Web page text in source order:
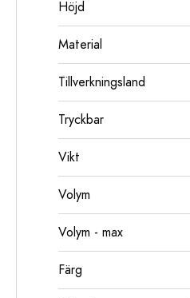
Höjd
Material
Tillverkningsland
Tryckbar
Vikt
Volym
Volym - max
Färg